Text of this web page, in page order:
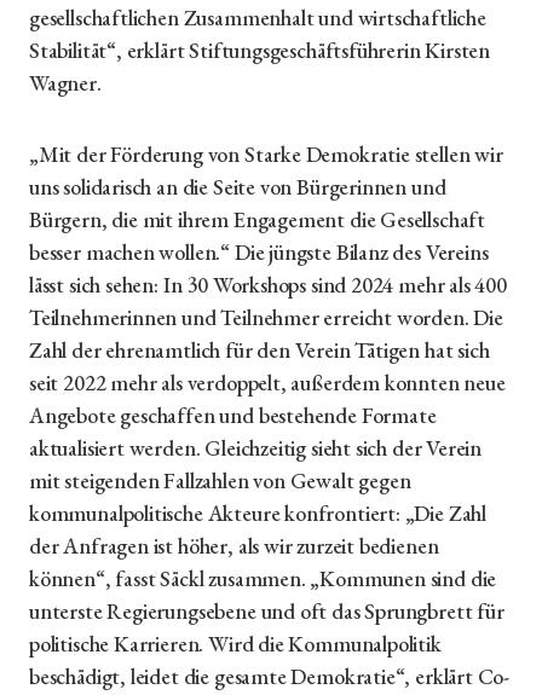
gesellschaftlichen Zusammenhalt und wirtschaftliche
Stabilität“, erklärt Stiftungsgeschäftsführerin Kirsten
Wagner.
„Mit der Förderung von Starke Demokratie stellen wir
uns solidarisch an die Seite von Bürgerinnen und
Bürgern, die mit ihrem Engagement die Gesellschaft
besser machen wollen.“ Die jüngste Bilanz des Vereins
lässt sich sehen: In 30 Workshops sind 2024 mehr als 400
Teilnehmerinnen und Teilnehmer erreicht worden. Die
Zahl der ehrenamtlich für den Verein Tätigen hat sich
seit 2022 mehr als verdoppelt, außerdem konnten neue
Angebote geschaffen und bestehende Formate
aktualisiert werden. Gleichzeitig sieht sich der Verein
mit steigenden Fallzahlen von Gewalt gegen
kommunalpolitische Akteure konfrontiert: „Die Zahl
der Anfragen ist höher, als wir zurzeit bedienen
können“, fasst Säckl zusammen. „Kommunen sind die
unterste Regierungsebene und oft das Sprungbrett für
politische Karrieren. Wird die Kommunalpolitik
beschädigt, leidet die gesamte Demokratie“, erklärt Co-